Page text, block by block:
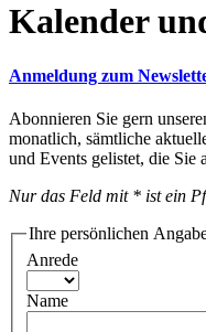
Kalender
Anmeldung zum
Abonnieren Sie gern
monatlich, sämtliche
und Events gelistet, die Sie
Nur das Feld mit * ist ein
Ihre persönlichen
Anrede
Name